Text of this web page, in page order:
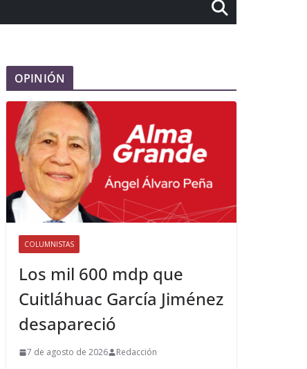
OPINIÓN
COLUMNISTAS
Los mil 600 mdp que
Cuitláhuac García Jiménez
desapareció
7 de agosto de 2026 Redacción